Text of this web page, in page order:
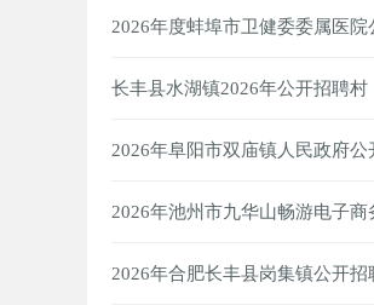
2026年度蚌埠市卫健委委属医
长丰县水湖镇2026年公开招聘
2026年阜阳市双庙镇人民政府
2026年池州市九华山畅游电子
2026年合肥长丰县岗集镇公开